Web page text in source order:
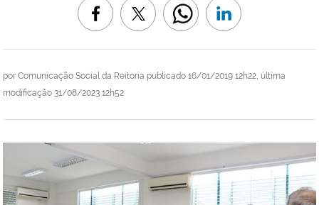
por Comunicação Social da Reitoria publicado 16/01/2019 12h22, última
modificação 31/08/2023 12h52